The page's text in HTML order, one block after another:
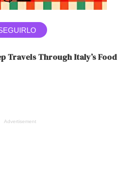
Travels Through Italy’s Food
Advertisement